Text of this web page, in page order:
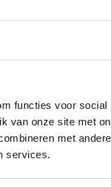
functies voor social
van onze site met
met
services.
gereserveerd
zullen worden
even koffiedik kijken is
130 cruiseschepen
dan 300 meter en kan
van IJmuiden zijn het